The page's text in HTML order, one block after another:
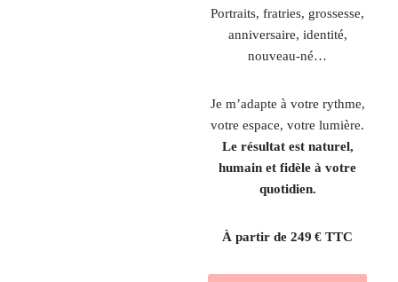
Portraits, fratries, grossesse,
anniversaire, identité,
nouveau-né…
Je m’adapte à votre rythme,
votre espace, votre lumière.
Le résultat est naturel,
humain et fidèle à votre
quotidien.
À partir de 249 € TTC